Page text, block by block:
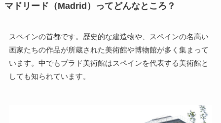
マドリード（Madrid）ってどんなところ？
スペインの首都です。歴史的な建造物や、スペインの名高い
画家たちの作品が所蔵された美術館や博物館が多く集まって
います。中でもプラド美術館はスペインを代表する美術館と
しても知られています。